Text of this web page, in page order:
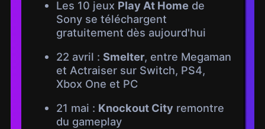
Les 10 jeux Play At Home de
Sony se téléchargent
gratuitement dès aujourd'hui
22 avril : Smelter, entre Megaman
et Actraiser sur Switch, PS4,
Xbox One et PC
21 mai : Knockout Cityremontre
du gameplay